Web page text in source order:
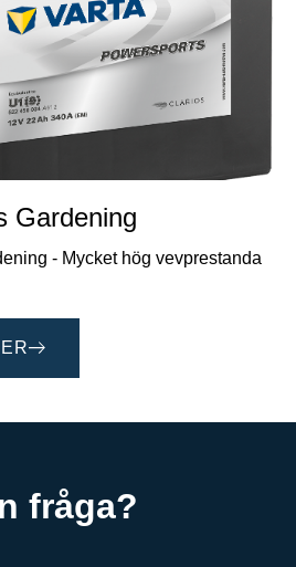
Gardening
- Mycket hög vevprestanda
fråga?